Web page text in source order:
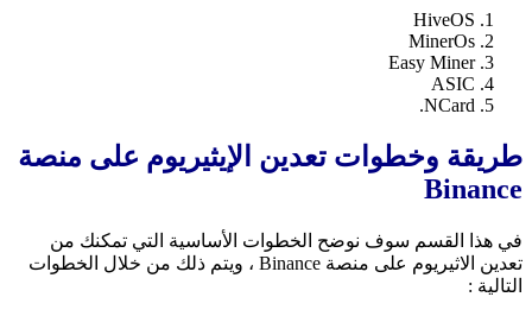
HiveOS
MinerOs
Easy Miner
ASIC
NCard.
طريقة وخطوات تعدين الإيثيريوم على منصة
Binance
في هذا القسم سوف نوضح الخطوات الأساسية التي تمكنك من
تعدين الاثيريوم على منصة Binance ، ويتم ذلك من خلال الخطوات
التالية :